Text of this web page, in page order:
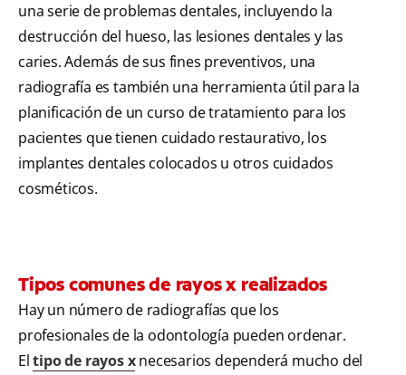
una serie de problemas dentales, incluyendo la
destrucción del hueso, las lesiones dentales y las
caries. Además de sus fines preventivos, una
radiografía es también una herramienta útil para la
planificación de un curso de tratamiento para los
pacientes que tienen cuidado restaurativo, los
implantes dentales colocados u otros cuidados
cosméticos.
Tipos comunes de rayos x realizados
Hay un número de radiografías que los
profesionales de la odontología pueden ordenar.
Eltipo de rayos xnecesarios dependerá mucho del